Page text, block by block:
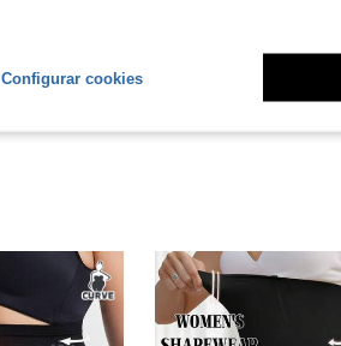
Configurar cookies